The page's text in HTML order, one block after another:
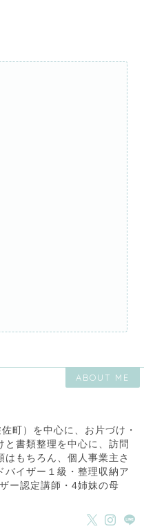
ABOUT ME
町）を中心に、お片づけ・
書類整理を中心に、訪問
もちろん、個人事業主さ
バイザー１級・整理収納ア
ー認定講師・4姉妹の母